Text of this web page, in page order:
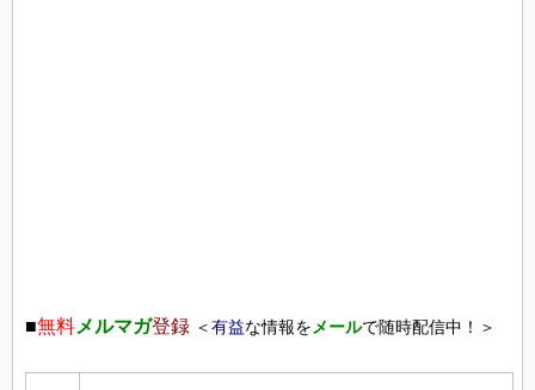
■無料メルマガ登録 ＜有益な情報をメールで随時配信中！＞